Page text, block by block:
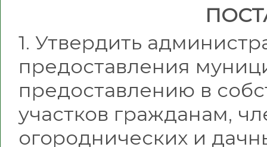
1. Утвердить
предоставления
предоставлению в
участков гражданам,
огороднических и